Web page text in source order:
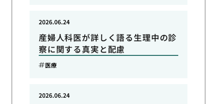
産婦人科医が詳しく語る生理中の診
察に関する真実と配慮
2026.06.24
医療
2026.06.24